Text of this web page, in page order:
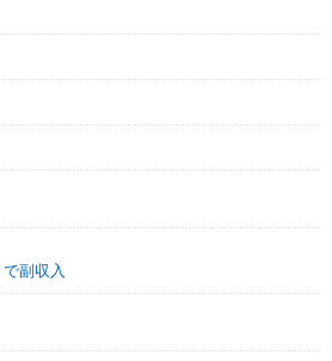
副収入